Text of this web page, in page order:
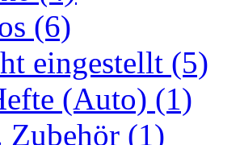
(6)
eingestellt (5)
(Auto) (1)
Zubehör (1)